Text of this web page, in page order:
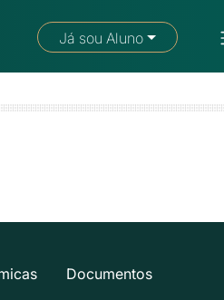
Fale com um consultor
Já sou Aluno
Documentos